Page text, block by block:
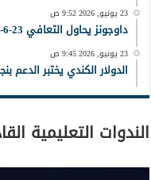
23 يونيو, 2026 9:52 ص
داوجونز يحاول التعافي 23-6-2026
23 يونيو, 2026 9:45 ص
الدولار الكندي يختبر الدعم بنجاح 23-6-
الندوات التعليمية